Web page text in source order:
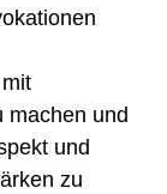
machen und
und
zu